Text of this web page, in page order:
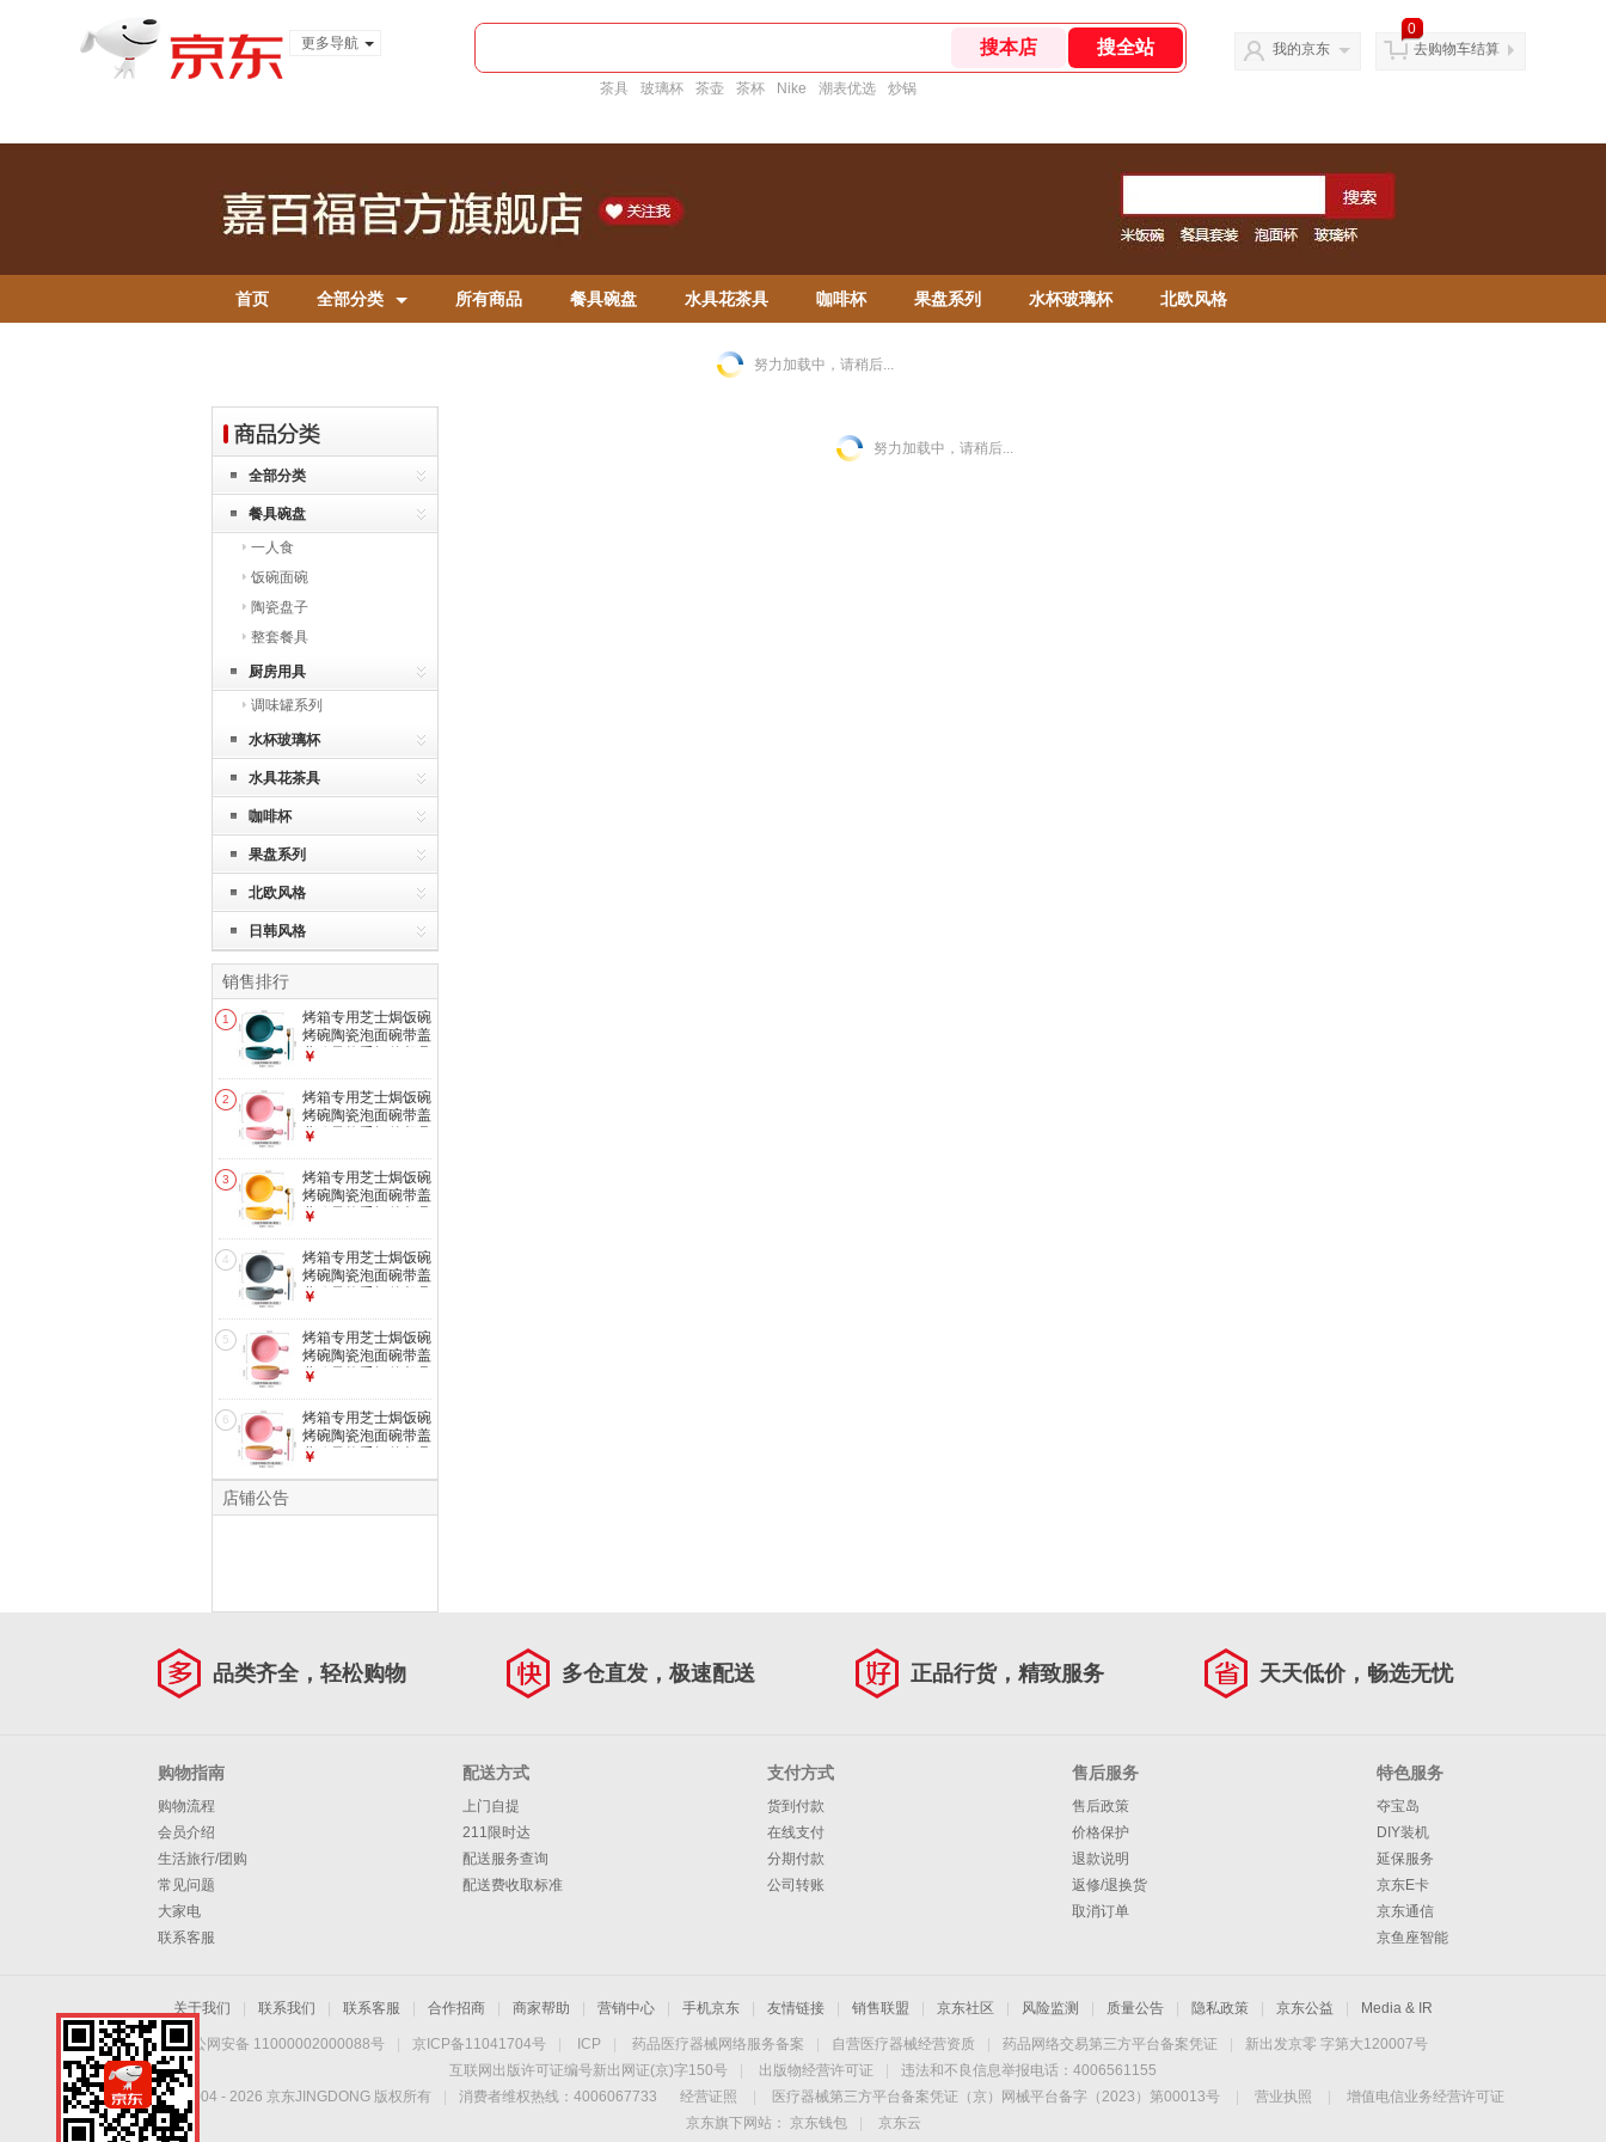
更多导航
茶具 玻璃杯 茶壶 茶杯 Nike 潮表优选 炒锅
我的京东
0
去购物车结算
首页 全部分类 所有商品 餐具碗盘 水具花茶具 咖啡杯 果盘系列 水杯玻璃杯 北欧风格
努力加载中，请稍后...
全部分类
餐具碗盘
一人食
饭碗面碗
陶瓷盘子
整套餐具
厨房用具
调味罐系列
水杯玻璃杯
水具花茶具
咖啡杯
果盘系列
北欧风格
日韩风格
销售排行
1
烤箱专用芝士焗饭碗
烤碗陶瓷泡面碗带盖
北欧风格手柄的餐具
西餐烘焙烤盘焗饭盘
微波炉 手柄碗(绿
色)+叉
￥
2
烤箱专用芝士焗饭碗
烤碗陶瓷泡面碗带盖
北欧风格手柄的餐具
西餐烘焙烤盘焗饭盘
微波炉 手柄碗(粉
色)+叉
￥
3
烤箱专用芝士焗饭碗
烤碗陶瓷泡面碗带盖
北欧风格手柄的餐具
西餐烘焙烤盘焗饭盘
微波炉 手柄碗(黄
色)+匙
￥
4
烤箱专用芝士焗饭碗
烤碗陶瓷泡面碗带盖
北欧风格手柄的餐具
西餐烘焙烤盘焗饭盘
微波炉 手柄碗(灰
色)+叉
￥
5
烤箱专用芝士焗饭碗
烤碗陶瓷泡面碗带盖
北欧风格手柄的餐具
西餐烘焙烤盘焗饭盘
微波炉 手柄碗(粉
色)+盖子
￥
6
烤箱专用芝士焗饭碗
烤碗陶瓷泡面碗带盖
北欧风格手柄的餐具
￥
店铺公告
努力加载中，请稍后...
品类齐全，轻松购物 多仓直发，极速配送 正品行货，精致服务 天天低价，畅选无忧
购物指南
购物流程
会员介绍
生活旅行/团购
常见问题
大家电
联系客服
配送方式
上门自提
211限时达
配送服务查询
配送费收取标准
支付方式
货到付款
在线支付
分期付款
公司转账
售后服务
售后政策
价格保护
退款说明
返修/退换货
取消订单
特色服务
夺宝岛
DIY装机
延保服务
京东E卡
京东通信
京鱼座智能
关于我们 联系我们 联系客服 合作招商 商家帮助 营销中心 手机京东 友情链接 销售联盟 京东社区 风险监测 质量公告 隐私政策 京东公益 Media & IR
京公网安备 11000002000088号 京ICP备11041704号 ICP 药品医疗器械网络服务备案 自营医疗器械经营资质 药品网络交易第三方平台备案凭证
新出发京零 字第大120007号
互联网出版许可证编号新出网证(京)字150号
出版物经营许可证
违法和不良信息举报电话：4006561155
Copyright © 2004 - 2026 京东JINGDONG 版权所有 消费者维权热线：4006067733 经营证照 医疗器械第三方平台备案凭证（京）网械平台备字（2023）第00013号 营业执照
增值电信业务经营许可证
京东旗下网站：
京东钱包
京东云